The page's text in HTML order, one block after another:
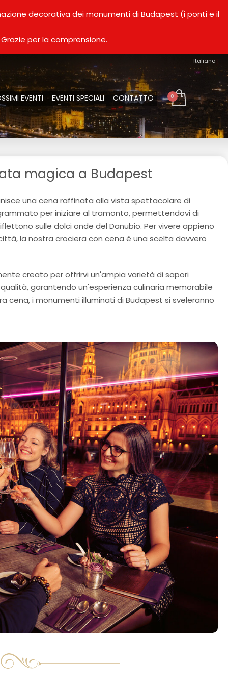
decorativa dei monumenti di Budapest (i ponti e il
per la comprensione.
Italiano
EVENTI EVENTI SPECIALI CONTATTO
magica a Budapest
una cena raffinata alla vista spettacolare di
per iniziare al tramonto, permettendovi di
sulle dolci onde del Danubio. Per vivere appieno
la nostra crociera con cena è una scelta davvero
creato per offrirvi un'ampia varietà di sapori
garantendo un'esperienza culinaria memorabile
cena, i monumenti illuminati di Budapest si sveleranno